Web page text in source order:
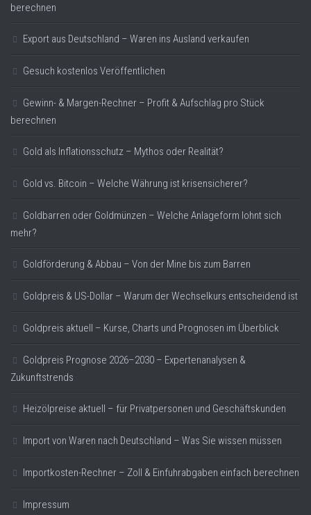
berechnen
Export aus Deutschland – Waren ins Ausland verkaufen
Gesuch kostenlos Veröffentlichen
Gewinn- & Margen-Rechner – Profit & Aufschlag pro Stück
berechnen
Gold als Inflationsschutz – Mythos oder Realität?
Gold vs. Bitcoin – Welche Währung ist krisensicherer?
Goldbarren oder Goldmünzen – Welche Anlageform lohnt sich
mehr?
Goldförderung & Abbau – Von der Mine bis zum Barren
Goldpreis & US-Dollar – Warum der Wechselkurs entscheidend ist
Goldpreis aktuell – Kurse, Charts und Prognosen im Überblick
Goldpreis Prognose 2026–2030 – Expertenanalysen &
Zukunftstrends
Heizölpreise aktuell – für Privatpersonen und Geschäftskunden
Import von Waren nach Deutschland – Was Sie wissen müssen
Importkosten-Rechner – Zoll & Einfuhrabgaben einfach berechnen
Impressum